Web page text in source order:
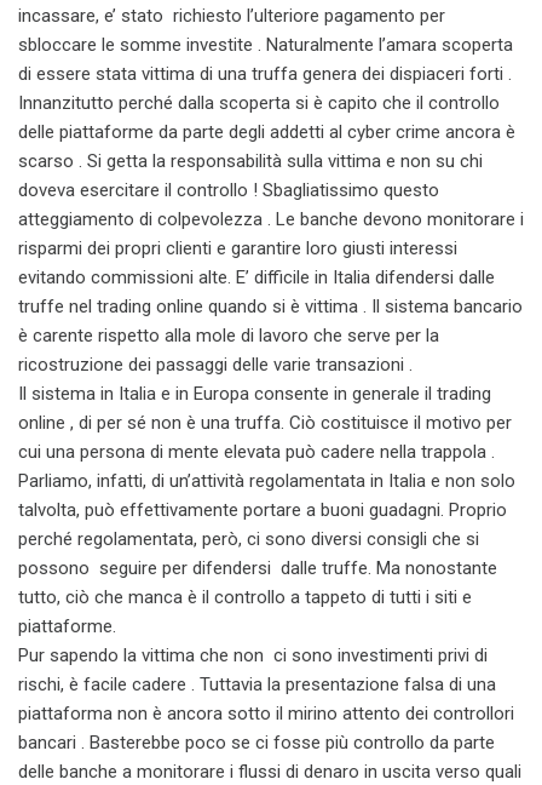
incassare, e’ stato richiesto l’ulteriore pagamento per
sbloccare le somme investite . Naturalmente l’amara scoperta
di essere stata vittima di una truffa genera dei dispiaceri forti .
Innanzitutto perché dalla scoperta si è capito che il controllo
delle piattaforme da parte degli addetti al cyber crime ancora è
scarso . Si getta la responsabilità sulla vittima e non su chi
doveva esercitare il controllo ! Sbagliatissimo questo
atteggiamento di colpevolezza . Le banche devono monitorare i
risparmi dei propri clienti e garantire loro giusti interessi
evitando commissioni alte. E’ difficile in Italia difendersi dalle
truffe nel trading online quando si è vittima . Il sistema bancario
è carente rispetto alla mole di lavoro che serve per la
ricostruzione dei passaggi delle varie transazioni .
Il sistema in Italia e in Europa consente in generale il trading
online , di per sé non è una truffa. Ciò costituisce il motivo per
cui una persona di mente elevata può cadere nella trappola .
Parliamo, infatti, di un’attività regolamentata in Italia e non solo
talvolta, può effettivamente portare a buoni guadagni. Proprio
perché regolamentata, però, ci sono diversi consigli che si
possono seguire per difendersi dalle truffe. Ma nonostante
tutto, ciò che manca è il controllo a tappeto di tutti i siti e
piattaforme.
Pur sapendo la vittima che non ci sono investimenti privi di
rischi, è facile cadere . Tuttavia la presentazione falsa di una
piattaforma non è ancora sotto il mirino attento dei controllori
bancari . Basterebbe poco se ci fosse più controllo da parte
delle banche a monitorare i flussi di denaro in uscita verso quali